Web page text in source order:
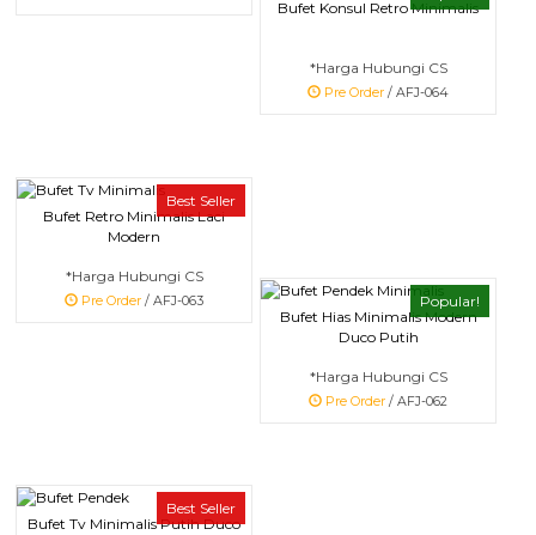
Bufet Konsul Retro Minimalis
*Harga Hubungi CS
Pre Order / AFJ-064
Best Seller
Bufet Retro Minimalis Laci
Modern
*Harga Hubungi CS
Pre Order / AFJ-063
Popular!
Bufet Hias Minimalis Modern
Duco Putih
*Harga Hubungi CS
Pre Order / AFJ-062
Best Seller
Bufet Tv Minimalis Putih Duco